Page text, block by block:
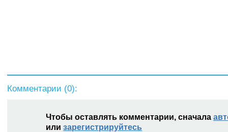
Комментарии (0):
Чтобы оставлять комментарии, сначала
или зарегистрируйтесь